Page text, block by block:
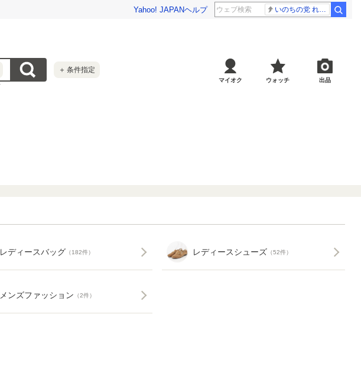
Yahoo! JAPANヘルプ いのちの党 れいわ新選組
＋ 条件指定
マイオク ウォッチ 出品
レディースバッグ （182件） レディースシューズ （52件）
メンズファッション （2件）